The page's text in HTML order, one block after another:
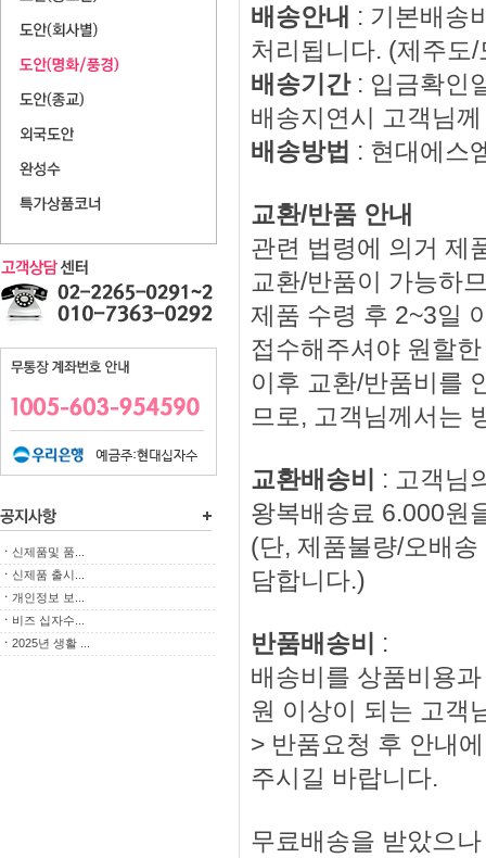
ㆍ 신제품및 품...
ㆍ 신제품 출시...
ㆍ 개인정보 보...
ㆍ 비즈 십자수...
ㆍ 2025년 생활 ...
배송안내 : 기본배송
처리됩니다. (제주도
배송기간: 입금확인
배송지연시 고객님
배송방법 : 현대에스
교환/반품 안내
관련 법령에 의거 제
교환/반품이 가능하
제품 수령 후 2~3일
접수해주셔야 원할
이후 교환/반품비를
므로, 고객님께서는
교환배송비
: 고객님
왕복배송료 6.000원
(단, 제품불량/오배
담합니다.)
반품배송비
:
배송비를 상품비용
원 이상이 되는 고객
> 반품요청 후 안내
주시길 바랍니다.
무료배송을 받았으